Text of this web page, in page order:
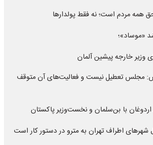
همه مردم است؛ نه فقط پولدارها
«موساد»؛
وزیر خارجه پیشین آلمان
مجلس تعطیل نیست و فعالیت‌های آن متوقف
اردوغان با بن‌سلمان و نخست‌وزیر پاکستان
اطراف تهران به مترو در دستور کار است